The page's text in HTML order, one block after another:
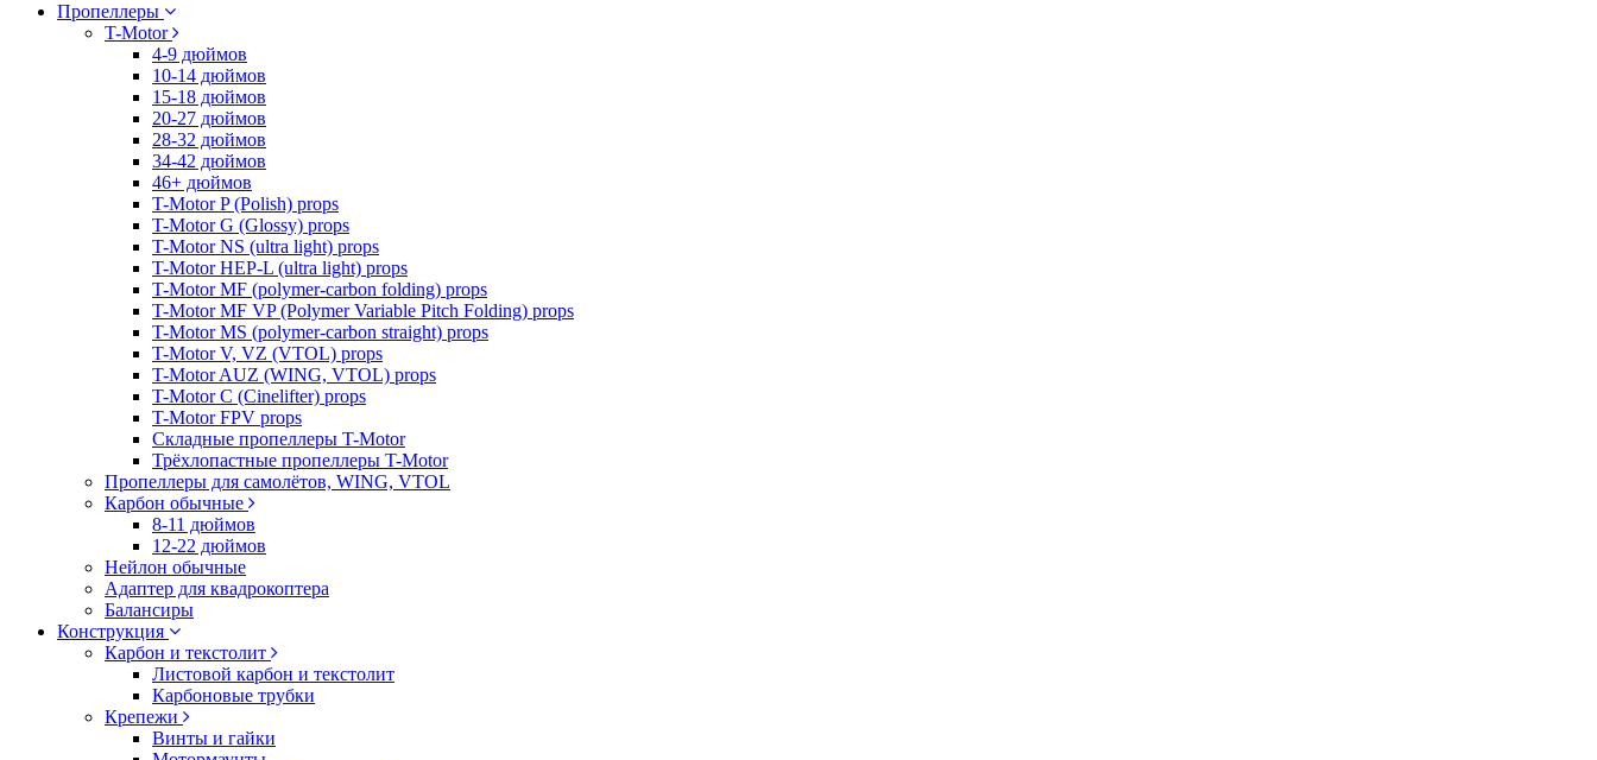
Пропеллеры
T-Motor
4-9 дюймов
10-14 дюймов
15-18 дюймов
20-27 дюймов
28-32 дюймов
34-42 дюймов
46+ дюймов
T-Motor P (Polish) props
T-Motor G (Glossy) props
T-Motor NS (ultra light) props
T-Motor HEP-L (ultra light) props
T-Motor MF (polymer-carbon folding) props
T-Motor MF VP (Polymer Variable Pitch Folding) props
T-Motor MS (polymer-carbon straight) props
T-Motor V, VZ (VTOL) props
T-Motor AUZ (WING, VTOL) props
T-Motor C (Cinelifter) props
T-Motor FPV props
Складные пропеллеры T-Motor
Трёхлопастные пропеллеры T-Motor
Пропеллеры для самолётов, WING, VTOL
Карбон обычные
8-11 дюймов
12-22 дюймов
Нейлон обычные
Адаптер для квадрокоптера
Балансиры
Конструкция
Карбон и текстолит
Листовой карбон и текстолит
Карбоновые трубки
Крепежи
Винты и гайки